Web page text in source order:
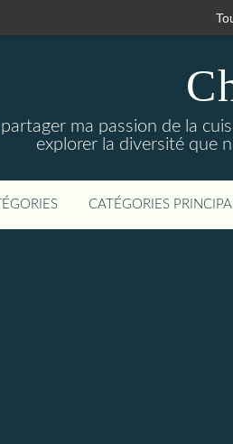
ma passion de la
explorer la diversité que
CATÉGORIES